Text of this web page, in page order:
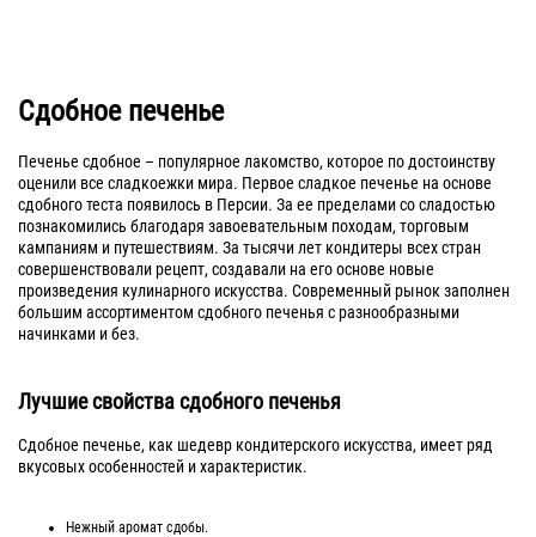
Сдобное печенье
Печенье сдобное – популярное лакомство, которое по достоинству
оценили все сладкоежки мира. Первое сладкое печенье на основе
сдобного теста появилось в Персии. За ее пределами со сладостью
познакомились благодаря завоевательным походам, торговым
кампаниям и путешествиям. За тысячи лет кондитеры всех стран
совершенствовали рецепт, создавали на его основе новые
произведения кулинарного искусства. Современный рынок заполнен
большим ассортиментом сдобного печенья с разнообразными
начинками и без.
Лучшие свойства сдобного печенья
Сдобное печенье, как шедевр кондитерского искусства, имеет ряд
вкусовых особенностей и характеристик.
Нежный аромат сдобы.